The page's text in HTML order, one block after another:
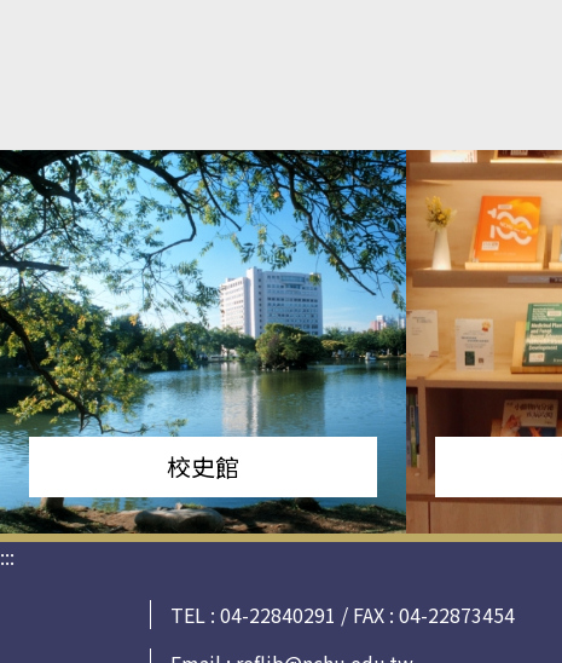
校史館
:::
TEL : 04-22840291 / FAX : 04-22873454